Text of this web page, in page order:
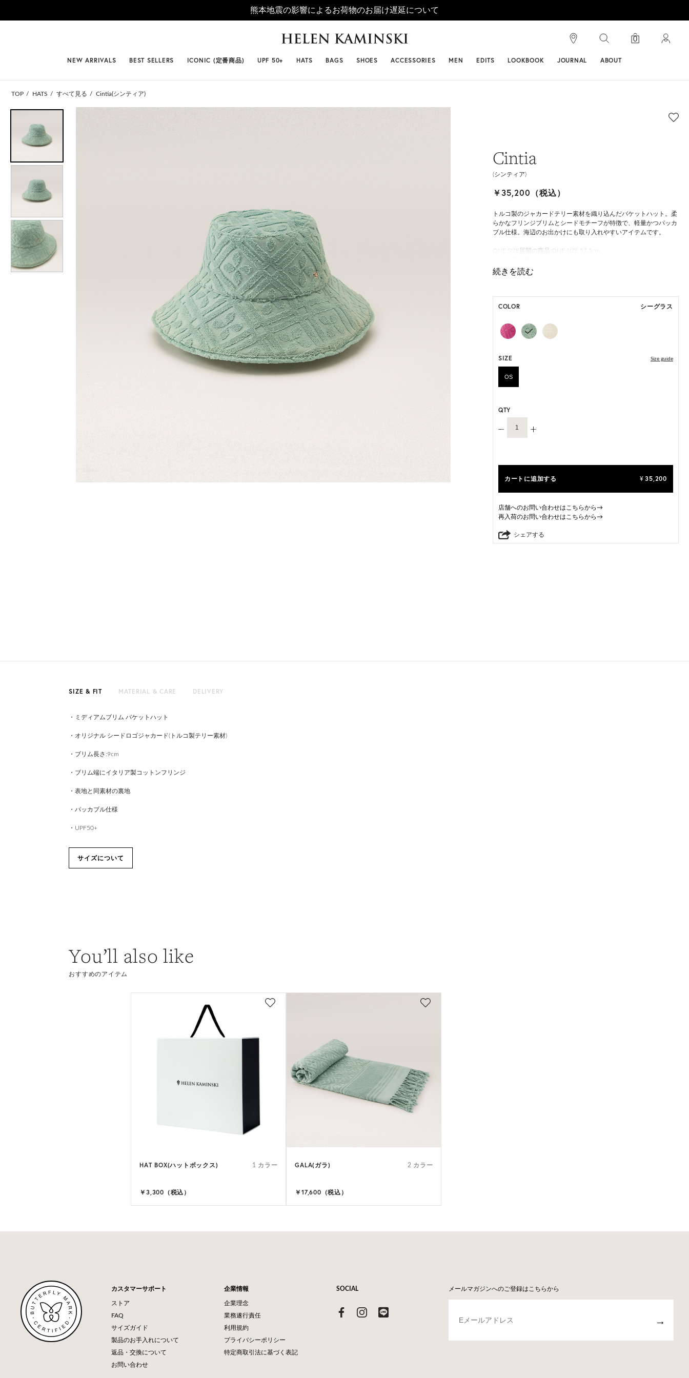
熊本地震の影響によるお荷物のお届け遅延について
#ビベット #キャップ #ビアンカ 0
NEW ARRIVALS BEST SELLERS ICONIC (定番商品) UPF 50+ HATS BAGS SHOES ACCESSORIES MEN EDITS LOOKBOOK JOURNAL ABOUT
TOP HATS すべて見る Cintia(シンティア)
Cintia
(シンティア)
￥35,200（税込）
トルコ製のジャカードテリー素材を織り込んだバケットハット。柔
らかなフリンジブリムとシードモチーフが特徴で、軽量かつパッカ
ブル仕様。海辺のお出かけにも取り入れやすいアイテムです。
ONE SIZE展開の商品:ONE SIZE 57.5cm
HAT BOX(有償 GIFT BOX）対象商品
COLOR シーグラス
SIZE Size guide
OS
QTY
カートに追加する ¥ 35,200
店舗へのお問い合わせはこちらから→
再入荷のお問い合わせはこちらから→
シェアする
SIZE & FIT MATERIAL & CARE DELIVERY
・ミディアムブリム バケットハット
・オリジナル シードロゴジャカード(トルコ製テリー素材)
・ブリム長さ:9cm
・ブリム端にイタリア製コットンフリンジ
・表地と同素材の裏地
・パッカブル仕様
・UPF50+
サイズについて
You’ll also like
おすすめのアイテム
HAT BOX(ハットボックス) 1 カラー
￥3,300（税込）
GALA(ガラ) 2 カラー
￥17,600（税込）
メールマガジンへのご登録はこちらから
→
カスタマーサポート
ストア
FAQ
サイズガイド
製品のお手入れについて
返品・交換について
お問い合わせ
企業情報
企業理念
業務遂行責任
利用規約
プライバシーポリシー
特定商取引法に基づく表記
SOCIAL